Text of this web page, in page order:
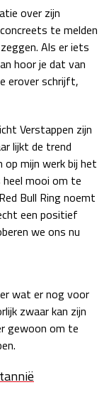
30 okt - 01 nov
za 22:00 - 23:00
20 - 22 nov
za 05:00 - 06:00
zo 05:00 - 07:00
27 - 29 nov
za 19:00 - 20:00
zo 17:00 - 19:00
za 15:00 - 16:00
zo 14:00 - 16:00
over zijn
te melden
Als er iets
hoor je dat van
erover schrijft,
Verstappen zijn
lijkt de trend
mijn werk bij het
mooi om te
Bull Ring noemt
een positief
we ons nu
wat er nog voor
zwaar kan zijn
gewoon om te